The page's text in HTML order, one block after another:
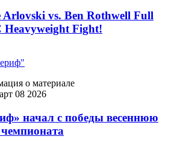
Arlovski vs. Ben Rothwell Full
Heavyweight Fight!
о материале
08 2026
начал с победы весеннюю